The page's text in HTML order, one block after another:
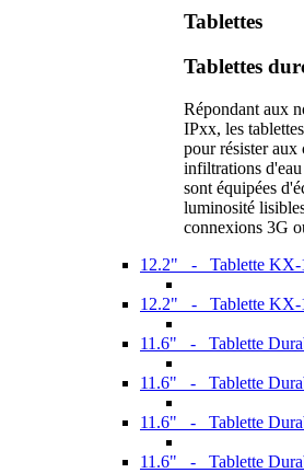
Tablettes
Tablettes
Répondant aux
IPxx, les
pour résister aux
infiltrations d'eau
sont équipées
luminosité
connexions 3G
12.2" - Tablette KX-
12.2" - Tablette KX-
11.6" - Tablette
11.6" - Tablette
11.6" - Tablette
11.6" - Tablette